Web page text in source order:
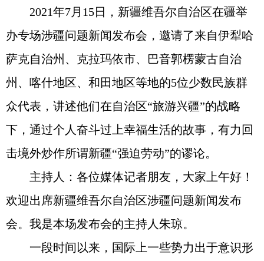
2021年7月15日，新疆维吾尔自治区在疆举
办专场涉疆问题新闻发布会，邀请了来自伊犁哈
萨克自治州、克拉玛依市、巴音郭楞蒙古自治
州、喀什地区、和田地区等地的5位少数民族群
众代表，讲述他们在自治区“旅游兴疆”的战略
下，通过个人奋斗过上幸福生活的故事，有力回
击境外炒作所谓新疆“强迫劳动”的谬论。
主持人：各位媒体记者朋友，大家上午好！
欢迎出席新疆维吾尔自治区涉疆问题新闻发布
会。我是本场发布会的主持人朱琼。
一段时间以来，国际上一些势力出于意识形